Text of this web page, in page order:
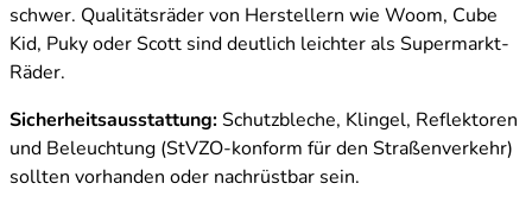
schwer. Qualitätsräder von Herstellern wie Woom, Cube
Kid, Puky oder Scott sind deutlich leichter als Supermarkt-
Räder.
Sicherheitsausstattung: Schutzbleche, Klingel, Reflektoren
und Beleuchtung (StVZO-konform für den Straßenverkehr)
sollten vorhanden oder nachrüstbar sein.